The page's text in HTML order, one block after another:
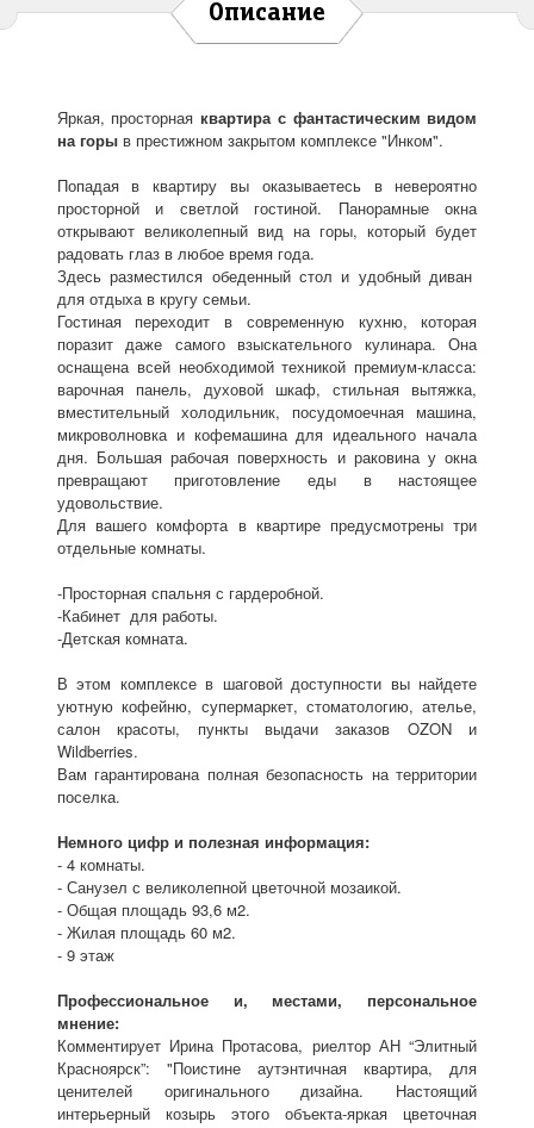
Описание
Яркая, просторная квартира с фантастическим видом
на горы в престижном закрытом комплексе "Инком".
Попадая в квартиру вы оказываетесь в невероятно
просторной и светлой гостиной. Панорамные окна
открывают великолепный вид на горы, который будет
радовать глаз в любое время года.
Здесь разместился обеденный стол и удобный диван
для отдыха в кругу семьи.
Гостиная переходит в современную кухню, которая
поразит даже самого взыскательного кулинара. Она
оснащена всей необходимой техникой премиум-класса:
варочная панель, духовой шкаф, стильная вытяжка,
вместительный холодильник, посудомоечная машина,
микроволновка и кофемашина для идеального начала
дня. Большая рабочая поверхность и раковина у окна
превращают приготовление еды в настоящее
удовольствие.
Для вашего комфорта в квартире предусмотрены три
отдельные комнаты.
-Просторная спальня с гардеробной.
-Кабинет для работы.
-Детская комната.
В этом комплексе в шаговой доступности вы найдете
уютную кофейню, супермаркет, стоматологию, ателье,
салон красоты, пункты выдачи заказов OZON и
Wildberries.
Вам гарантирована полная безопасность на территории
поселка.
Немного цифр и полезная информация:
- 4 комнаты.
- Санузел с великолепной цветочной мозаикой.
- Общая площадь 93,6 м2.
- Жилая площадь 60 м2.
- 9 этаж
Профессиональное и, местами, персональное
мнение:
Комментирует Ирина Протасова, риелтор АН “Элитный
Красноярск”: "Поистине аутэнтичная квартира, для
ценителей оригинального дизайна. Настоящий
интерьерный козырь этого объекта-яркая цветочная